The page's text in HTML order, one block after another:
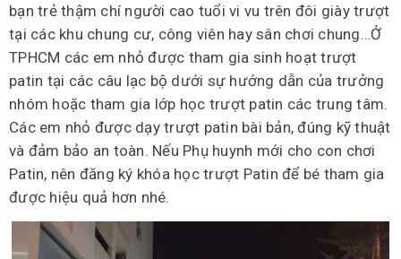
bạn trẻ thậm chí người cao tuổi vi vu trên đôi giày trượt
tại các khu chung cư, công viên hay sân chơi chung…Ở
TPHCM các em nhỏ được tham gia sinh hoạt trượt
patin tại các câu lạc bộ dưới sự hướng dẫn của trưởng
nhóm hoặc tham gia lớp học trượt patin các trung tâm.
Các em nhỏ được dạy trượt patin bài bản, đúng kỹ thuật
và đảm bảo an toàn. Nếu Phụ huynh mới cho con chơi
Patin, nên đăng ký khóa học trượt Patin để bé tham gia
được hiệu quả hơn nhé.